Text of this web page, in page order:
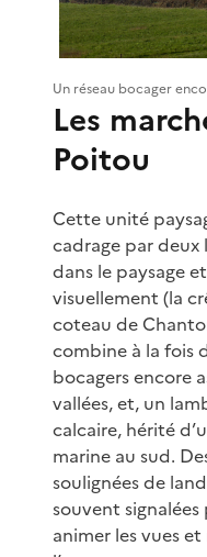
Un réseau bocager
Les
Poitou
Cette unité
cadrage par deux
dans le paysage
visuellement (la
coteau de
combine à la fois
bocagers encore
vallées, et, un
calcaire, hérité
marine au sud.
soulignées de
souvent
animer les vues